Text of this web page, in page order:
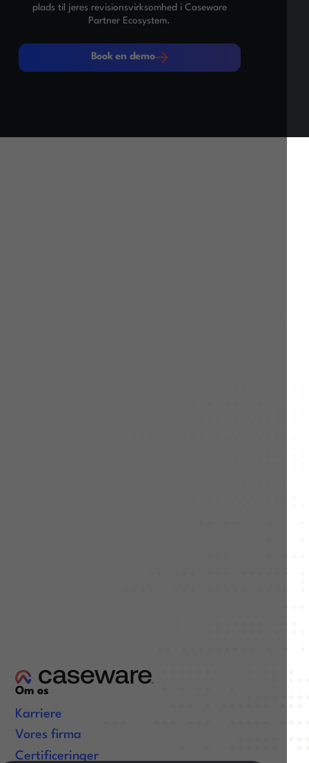
plads til jeres revisionsvirksomhed i Caseware
Partner Ecosystem.
Book en demo
Book en demo
Om os
Karriere
Vores firma
Certificeringer